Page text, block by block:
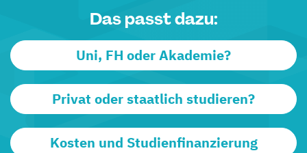
Das passt dazu:
Uni, FH oder Akademie?
Privat oder staatlich studieren?
Kosten und Studienfinanzierung